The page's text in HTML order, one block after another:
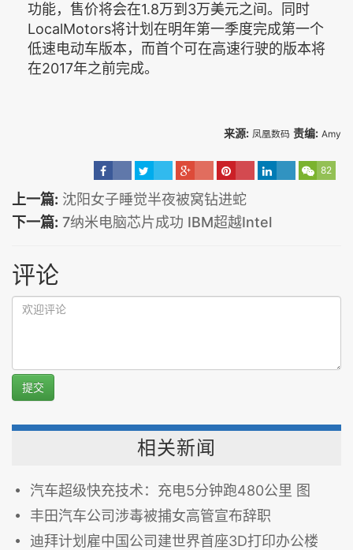
功能，售价将会在1.8万到3万美元之间。同时
LocalMotors将计划在明年第一季度完成第一个
低速电动车版本，而首个可在高速行驶的版本将
在2017年之前完成。
来源: 凤凰数码 责编: Amy
82
上一篇: 沈阳女子睡觉半夜被窝钻进蛇
下一篇: 7纳米电脑芯片成功 IBM超越Intel
评论
提交
相关新闻
汽车超级快充技术：充电5分钟跑480公里 图
丰田汽车公司涉毒被捕女高管宣布辞职
迪拜计划雇中国公司建世界首座3D打印办公楼